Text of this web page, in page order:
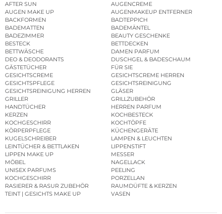
AFTER SUN
AUGENCREME
AUGEN MAKE UP
AUGENMAKEUP ENTFERNER
BACKFORMEN
BADTEPPICH
BADEMATTEN
BADEMÄNTEL
BADEZIMMER
BEAUTY GESCHENKE
BESTECK
BETTDECKEN
BETTWÄSCHE
DAMEN PARFUM
DEO & DEODORANTS
DUSCHGEL & BADESCHAUM
GÄSTETÜCHER
FÜR SIE
GESICHTSCREME
GESICHTSCREME HERREN
GESICHTSPFLEGE
GESICHTSREINIGUNG
GESICHTSREINIGUNG HERREN
GLÄSER
GRILLER
GRILLZUBEHÖR
HANDTÜCHER
HERREN PARFUM
KERZEN
KOCHBESTECK
KOCHGESCHIRR
KOCHTÖPFE
KÖRPERPFLEGE
KÜCHENGERÄTE
KUGELSCHREIBER
LAMPEN & LEUCHTEN
LEINTÜCHER & BETTLAKEN
LIPPENSTIFT
LIPPEN MAKE UP
MESSER
MÖBEL
NAGELLACK
UNISEX PARFUMS
PEELING
KOCHGESCHIRR
PORZELLAN
RASIERER & RASUR ZUBEHÖR
RAUMDÜFTE & KERZEN
TEINT | GESICHTS MAKE UP
VASEN